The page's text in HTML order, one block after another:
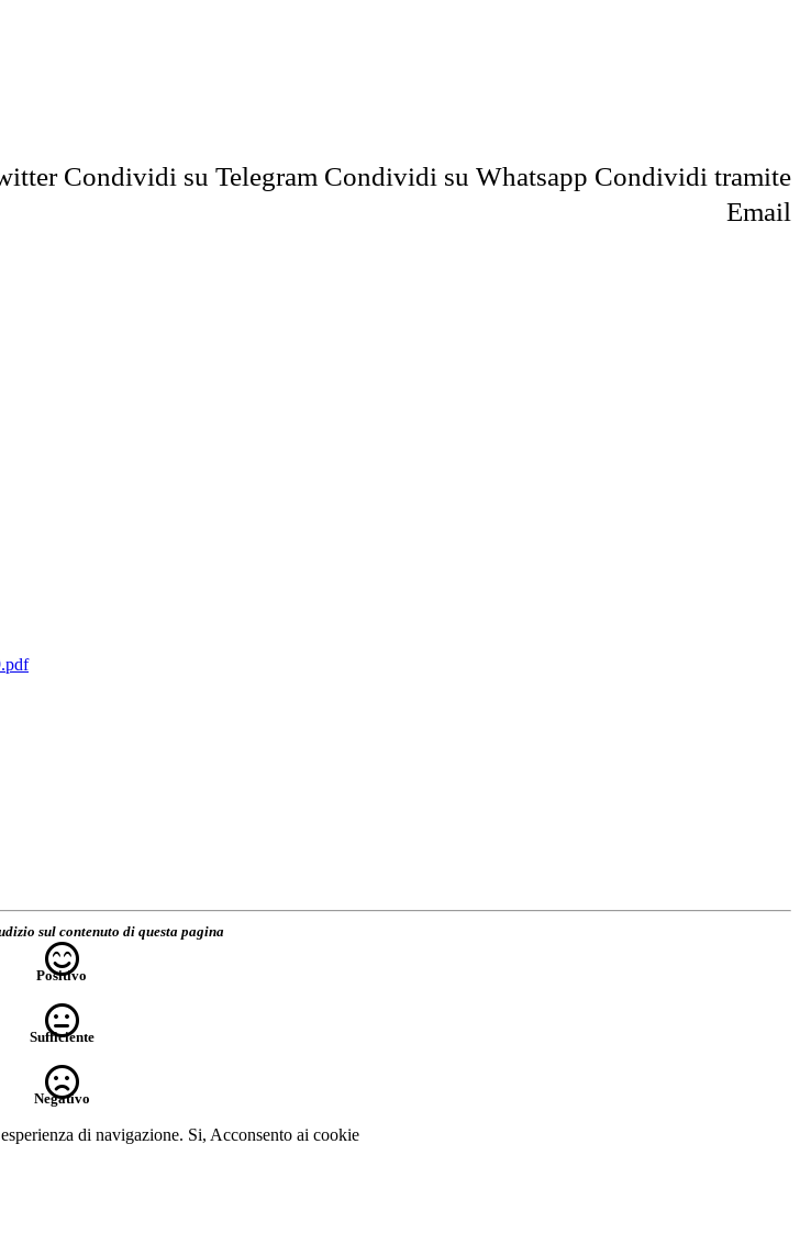
Condividi su Telegram Condividi su Whatsapp Condividi tramite
Email
sul contenuto di questa pagina
Positivo
Sufficiente
Negativo
di navigazione. Si, Acconsento ai cookie